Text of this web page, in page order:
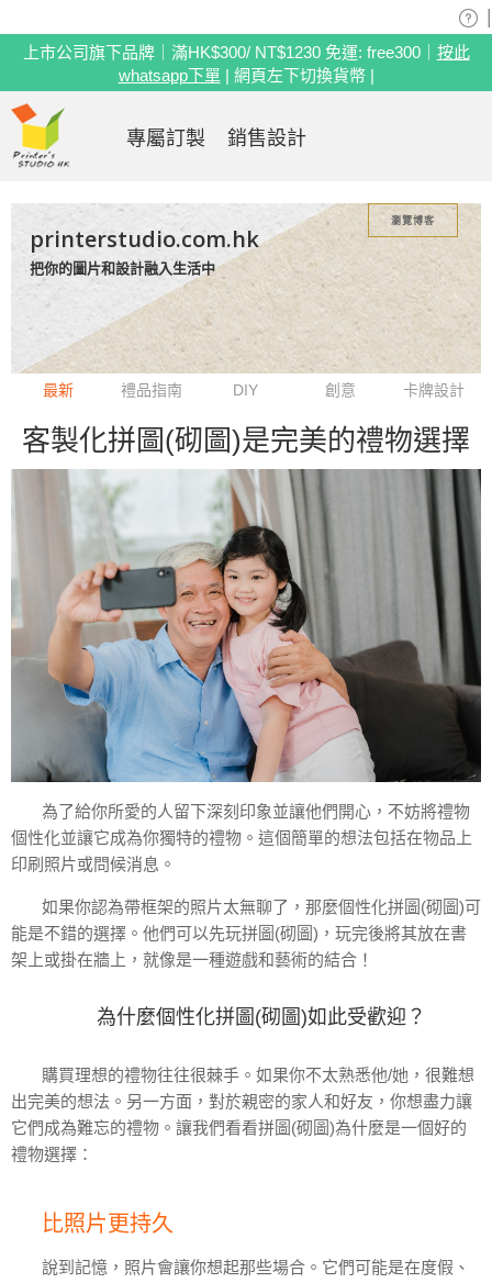
printerstudio.com.hk
把你的圖片和設計融入生活中
瀏覽博客
最新 禮品指南 DIY 創意 卡牌設計
客製化拼圖(砌圖)是完美的禮物選擇
為了給你所愛的人留下深刻印象並讓他們開心，不妨將禮物
個性化並讓它成為你獨特的禮物。這個簡單的想法包括在物品上
印刷照片或問候消息。
如果你認為帶框架的照片太無聊了，那麼個性化拼圖(砌圖)可
能是不錯的選擇。他們可以先玩拼圖(砌圖)，玩完後將其放在書
架上或掛在牆上，就像是一種遊戲和藝術的結合！
為什麼個性化拼圖(砌圖)如此受歡迎？
購買理想的禮物往往很棘手。如果你不太熟悉他/她，很難想
出完美的想法。另一方面，對於親密的家人和好友，你想盡力讓
它們成為難忘的禮物。讓我們看看拼圖(砌圖)為什麼是一個好的
禮物選擇：
比照片更持久
說到記憶，照片會讓你想起那些場合。它們可能是在度假、
上市公司旗下品牌｜滿HK$300/ NT$1230 免運: free300｜ 按此
whatsapp下單 | 網頁左下切換貨幣 |
專屬訂製 銷售設計